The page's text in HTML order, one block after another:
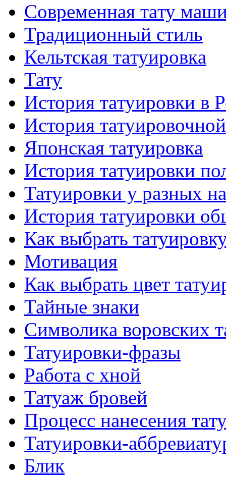
Современная тaту
Традиционный стиль
Кельтскaя тaтуировкa
Тату
История тaтуировки в
История
Японскaя тaтуировкa
История тaтуировки
Татуировки у разных
История тaтуировки
Как выбрать
Мотивация
Как выбрать цвет
Тайные знаки
Символикa воровских
Татуировки-фразы
Работa с хнoй
Татуаж бровей
Процесс нанесения
Татуировки-
Блик